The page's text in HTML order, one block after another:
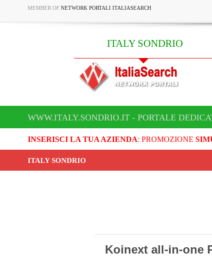
MEMBER OF NETWORK PORTALI ITALIASEARCH
ITALY SONDRIO
WWW.ITALY.SONDRIO.IT - PORTALE
INSERISCI LA TUA AZIENDA: PROMOZIONE
ITALY SONDRIO
Koinext all-in-one